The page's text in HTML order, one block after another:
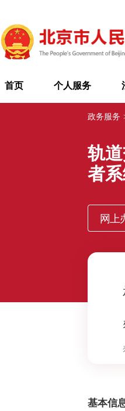
首页 个人服务
政务服务
轨
者
网上
基本信